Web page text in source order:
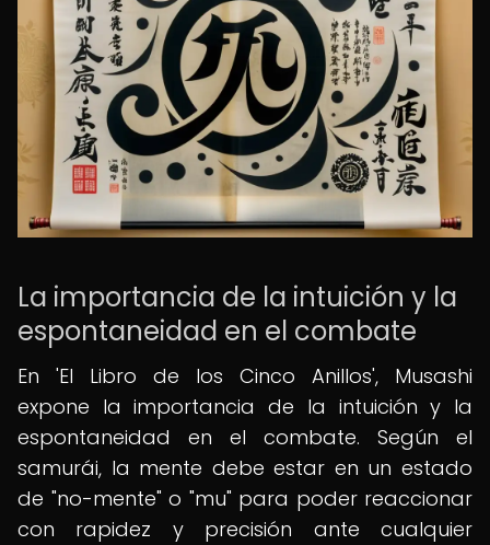
La importancia de la intuición y la
espontaneidad en el combate
En 'El Libro de los Cinco Anillos', Musashi
expone la importancia de la intuición y la
espontaneidad en el combate. Según el
samurái, la mente debe estar en un estado
de "no-mente" o "mu" para poder reaccionar
con rapidez y precisión ante cualquier